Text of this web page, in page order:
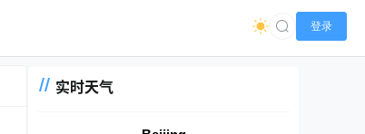
登录
实时天气